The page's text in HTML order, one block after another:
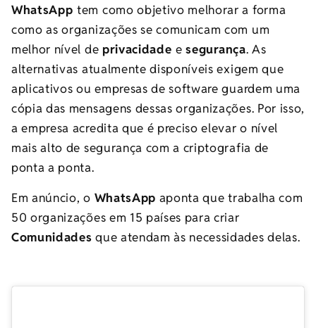
WhatsApptem como objetivo melhorar a forma
como as organizações se comunicam com um
melhor nível de privacidadeesegurança. As
alternativas atualmente disponíveis exigem que
aplicativos ou empresas de software guardem uma
cópia das mensagens dessas organizações. Por isso,
a empresa acredita que é preciso elevar o nível
mais alto de segurança com a criptografia de
ponta a ponta.
Em anúncio, o WhatsApp aponta que trabalha com
50 organizações em 15 países para criar
Comunidades que atendam às necessidades delas.